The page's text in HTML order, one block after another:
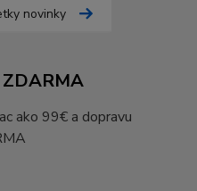
novinky
ako 99€ a dopravu